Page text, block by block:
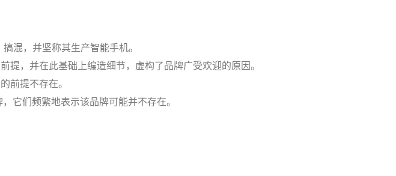
混，并坚称其生产智能手机。
提，并在此基础上编造细节，虚构了品牌广受欢迎的原因。
前提不存在。
它们频繁地表示该品牌可能并不存在。